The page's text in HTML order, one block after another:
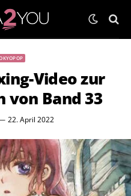
Video zur
von Band 33
22. April 2022